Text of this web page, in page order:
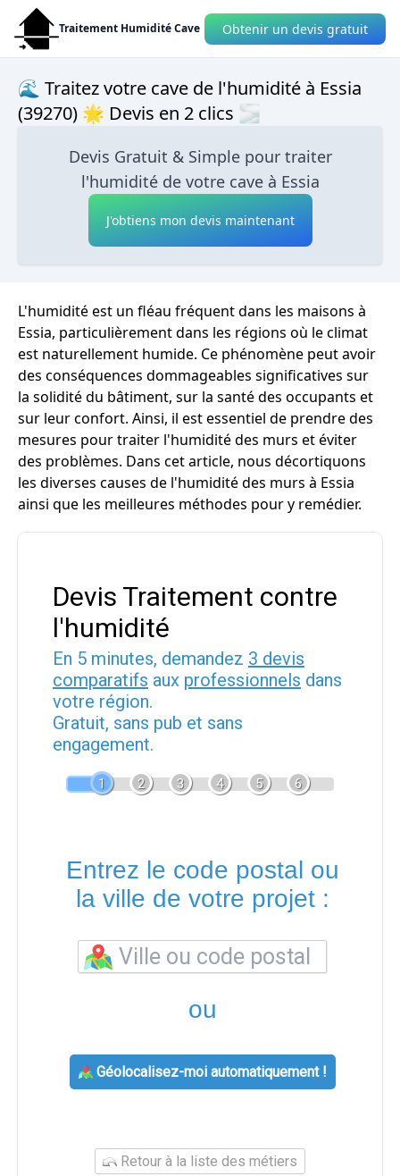
Traitement Humidité Cave Obtenir un devis gratuit
🌊 Traitez votre cave de l'humidité à Essia
(39270) 🌟 Devis en 2 clics 🌫
Devis Gratuit & Simple pour traiter
l'humidité de votre cave à Essia
J'obtiens mon devis maintenant
L'humidité est un fléau fréquent dans les maisons à
Essia, particulièrement dans les régions où le climat
est naturellement humide. Ce phénomène peut avoir
des conséquences dommageables significatives sur
la solidité du bâtiment, sur la santé des occupants et
sur leur confort. Ainsi, il est essentiel de prendre des
mesures pour traiter l'humidité des murs et éviter
des problèmes. Dans cet article, nous décortiquons
les diverses causes de l'humidité des murs à Essia
ainsi que les meilleures méthodes pour y remédier.
Devis Traitement contre
l'humidité
En 5 minutes, demandez 3 devis
comparatifs aux professionnels dans
votre région.
Gratuit, sans pub et sans
engagement.
1 2 3 4 5 6
Entrez le code postal ou
la ville de votre projet :
ou
Géolocalisez-moi automatiquement !
Retour à la liste des métiers